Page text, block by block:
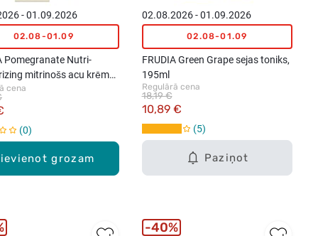
grozam
- 01.09.2026
02.08-01.09
Pomegranate Nutri-
mitrinošs acu krēms,
cena
0
Paziņot
02.08.2026 - 01.09.2026
02.08-01.09
FRUDIA Green Grape sejas toniks,
195ml
Regulārā cena
10,89 €
18,19 €
5
40%